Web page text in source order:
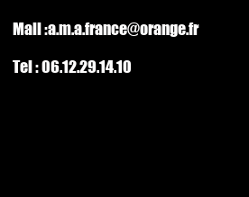
Mail :a.m.a.france@orange.fr
Tel : 06.12.29.14.10